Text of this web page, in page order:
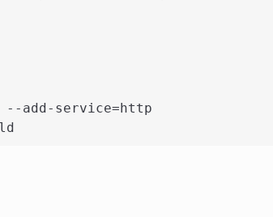
--add-service=http